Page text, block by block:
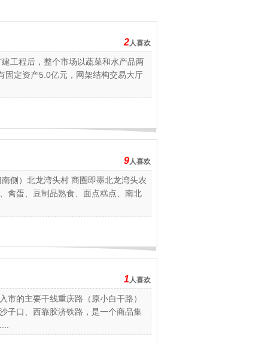
2人喜欢
工程后，整个市场以蔬菜和水产品两
固定资产5.0亿元，网架结构交易大厅
9人喜欢
侧）北龙湾头村 商圈即墨北龙湾头农
禽蛋、豆制品熟食、面点糕点、南北
1人喜欢
的主要干线重庆路（原小白干路）
子口、西靠胶济铁路，是一个商品集